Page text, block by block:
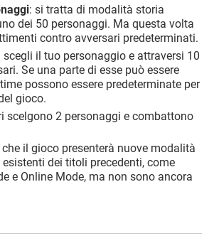
: si tratta di modalità storia
dei 50 personaggi. Ma questa volta
contro avversari predeterminati.
scegli il tuo personaggio e attraversi 10
Se una parte di esse può essere
possono essere predeterminate per
gioco.
scelgono 2 personaggi e combattono
il gioco presenterà nuove modalità
dei titoli precedenti, come
e Online Mode, ma non sono ancora